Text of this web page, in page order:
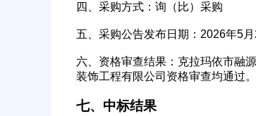
四、采购方式：询（比）采购
五、采购公告发布日期：2026年5月
六、资格审查结果：克拉玛依市融
装饰工程有限公司资格审查均通过。
七、中标结果
公司